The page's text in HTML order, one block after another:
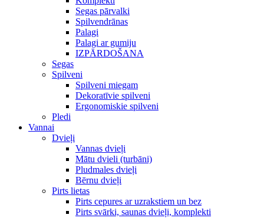
Segas pārvalki
Spilvendrānas
Palagi
Palagi ar gumiju
IZPĀRDOŠANA
Segas
Spilveni
Spilveni miegam
Dekoratīvie spilveni
Ergonomiskie spilveni
Pledi
Vannai
Dvieļi
Vannas dvieļi
Mātu dvieli (turbāni)
Pludmales dvieļi
Bērnu dvieļi
Pirts lietas
Pirts cepures ar uzrakstiem un bez
Pirts svārki, saunas dvieļi, komplekti